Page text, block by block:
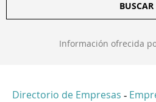
BUSCAR
Información ofrecida
Directorio de Empresas -